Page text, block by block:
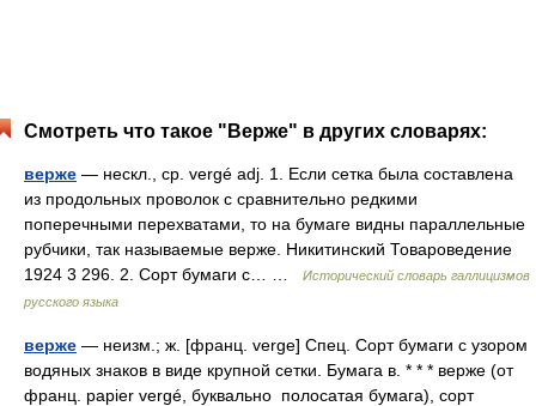
Смотреть что такое "Верже" в других словарях:
верже — нескл., ср. vergé adj. 1. Если сетка была составлена
из продольных проволок с сравнительно редкими
поперечными перехватами, то на бумаге видны параллельные
рубчики, так называемые верже. Никитинский Товароведение
1924 3 296. 2. Сорт бумаги с… …
Исторический словарь галлицизмов
русского языка
верже — неизм.; ж. [франц. verge] Спец. Сорт бумаги с узором
водяных знаков в виде крупной сетки. Бумага в. * * * верже (от
франц. papier vergé, буквально полосатая бумага), сорт